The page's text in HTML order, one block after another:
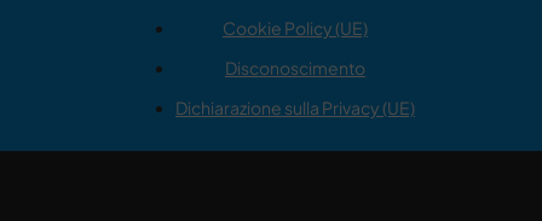
Cookie Policy (UE)
Disconoscimento
Dichiarazione sulla Privacy (UE)